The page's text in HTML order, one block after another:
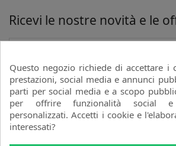
Ricevi le nostre novità e le
Puoi annullare l'iscrizione in ogni momenti. A
contatto nelle note legali.
Ho letto l' informativa sulla privacy
e
dei miei dati personali
Questo negozio richiede di accettare i
prestazioni, social media e annunci
parti per social media e a scopo
per offrire funzionalità social e
personalizzati. Accetti i cookie e
interessati?